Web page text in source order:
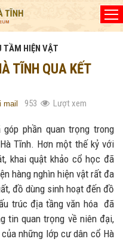
TẦM HIỆN VẬT
TĨNH QUA KẾT
mail 953 Lượt xem
phần quan trọng trong
Tĩnh. Hơn một thế kỷ với
khai quật khảo cổ học đã
hàng nghìn hiện vật rất đa
đồ dùng sinh hoạt đến đồ
trúc địa tầng văn hóa đã
tin quan trọng về niên đại,
những lớp cư dân cổ Hà